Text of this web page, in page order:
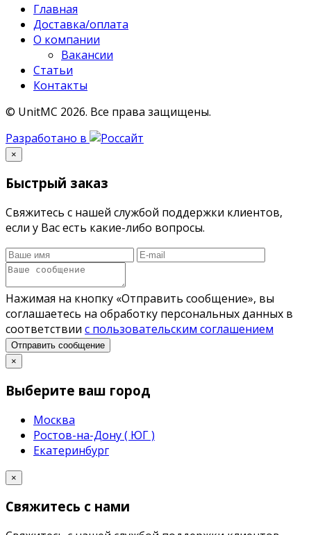
Главная
Доставка/оплата
О компании
Вакансии
Статьи
Контакты
© UnitMC 2026. Все права защищены.
Разработано в
×
Быстрый заказ
Свяжитесь с нашей службой поддержки клиентов,
если у Вас есть какие-либо вопросы.
Нажимая на кнопку «Отправить сообщение», вы
соглашаетесь на обработку персональных данных в
соответствии с пользовательским соглашением
Отправить сообщение
×
Выберите ваш город
Москва
Ростов-на-Дону ( ЮГ )
Екатеринбург
×
Свяжитесь с нами